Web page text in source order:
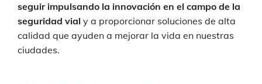
seguir impulsando la innovación en el campo de la
seguridad vial y a proporcionar soluciones de alta
calidad que ayuden a mejorar la vida en nuestras
ciudades.